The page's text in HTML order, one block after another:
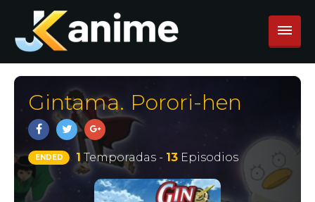
Gintama. Porori-hen
ENDED 1 Temporadas - 13Episodios